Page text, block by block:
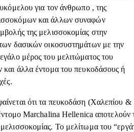
για τον άνθρωπο , της
και άλλων συναφών
της μελισσοκομίας στην
δασικών οικοσυστημάτων με την
μέρος του μελιτώματος του
και άλλα έντομα του πευκοδάσους ή
ότι τα πευκοδάση (Χαλεπίου &
Marchalina Hellenica αποτελούν
Το μελίτωμα του